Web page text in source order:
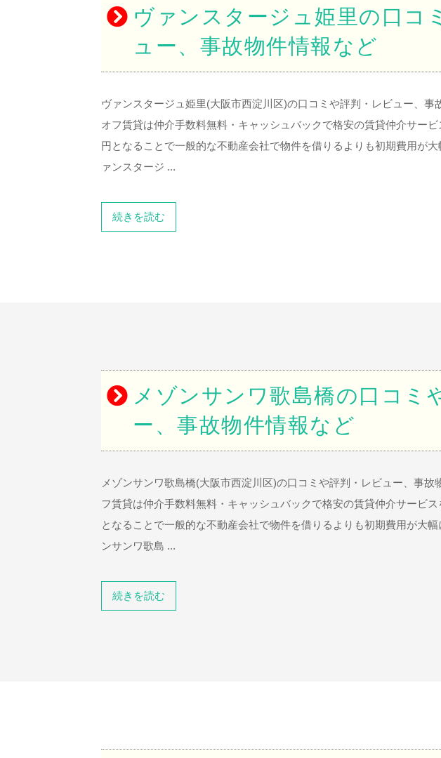
ヴァンスタージュ姫里の口コ
ュー、事故物件情報など
ヴァンスタージュ姫里(大阪市西淀川区)の口コミや評判・レビュー、事
オフ賃貸は仲介手数料無料・キャッシュバックで格安の賃貸仲介サー
円となることで一般的な不動産会社で物件を借りるよりも初期費用が
ァンスタージ ...
続きを読む
メゾンサンワ歌島橋の口コミ
ー、事故物件情報など
メゾンサンワ歌島橋(大阪市西淀川区)の口コミや評判・レビュー、事故
フ賃貸は仲介手数料無料・キャッシュバックで格安の賃貸仲介サービ
となることで一般的な不動産会社で物件を借りるよりも初期費用が大
ンサンワ歌島 ...
続きを読む